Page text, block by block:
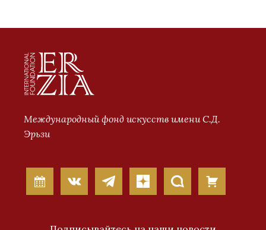
Международный фонд искусств имени С.Д.
Эрьзи